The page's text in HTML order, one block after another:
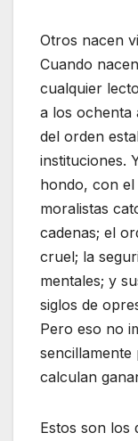
Otros nacen
Cuando
cualquier
a los ochenta
del orden
instituciones.
hondo, con
moralistas
cadenas; el
cruel; la
mentales; y
siglos de
Pero eso no
calculan
Estos son los